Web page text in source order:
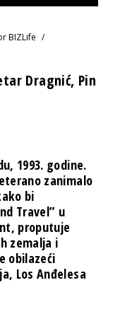
BIZLife
Dragnić, Pin
1993. godine.
zanimalo
bi
Travel” u
proputuje
zemalja i
obilazeći
Los Anđelesa